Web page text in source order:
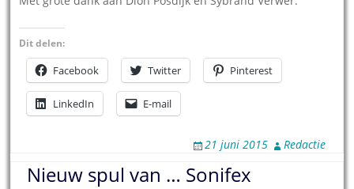
Dit delen:
Facebook Twitter Pinterest
LinkedIn E-mail
21 juni 2015 Redactie
Nieuw spul van … Sonifex